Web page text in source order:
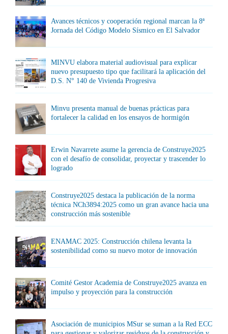
Avances técnicos y cooperación regional marcan la 8ª
Jornada del Código Modelo Sísmico en El Salvador
MINVU elabora material audiovisual para explicar
nuevo presupuesto tipo que facilitará la aplicación del
D.S. N° 140 de Vivienda Progresiva
Minvu presenta manual de buenas prácticas para
fortalecer la calidad en los ensayos de hormigón
Erwin Navarrete asume la gerencia de Construye2025
con el desafío de consolidar, proyectar y trascender lo
logrado
Construye2025 destaca la publicación de la norma
técnica NCh3894:2025 como un gran avance hacia una
construcción más sostenible
ENAMAC 2025: Construcción chilena levanta la
sostenibilidad como su nuevo motor de innovación
Comité Gestor Academia de Construye2025 avanza en
impulso y proyección para la construcción
Asociación de municipios MSur se suman a la Red ECC